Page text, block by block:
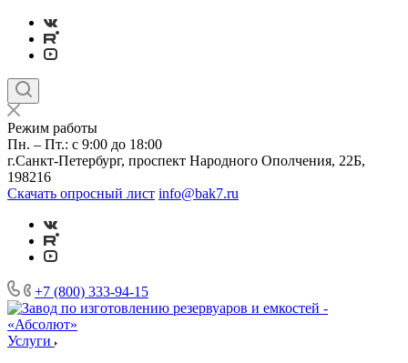
Режим работы
Пн. – Пт.: с 9:00 до 18:00
г.Санкт-Петербург, проспект Народного Ополчения, 22Б,
198216
Скачать опросный лист info@bak7.ru
+7 (800) 333-94-15
Услуги